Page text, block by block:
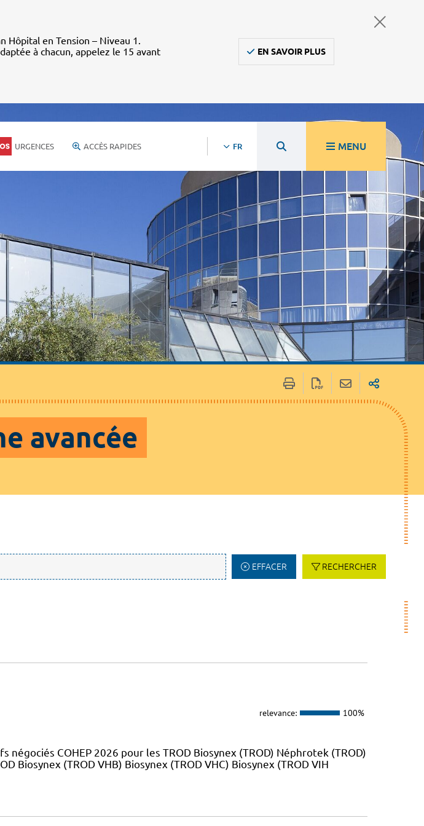
Hôpital en Tension – Niveau 1.
à chacun, appelez le 15 avant
EN SAVOIR PLUS
URGENCES ACCÈS RAPIDES FR MENU
avancée
EFFACER RECHERCHER
relevance: 100%
négociés COHEP 2026 pour les TROD Biosynex (TROD) Néphrotek (TROD)
Biosynex (TROD VHB) Biosynex (TROD VHC) Biosynex (TROD VIH